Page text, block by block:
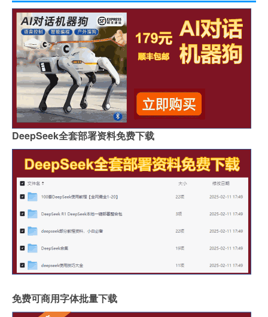
DeepSeek全套部署资料免费下载
免费可商用字体批量下载